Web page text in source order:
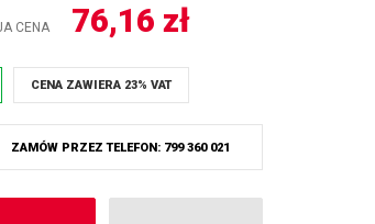
CENA 76,16 zł
CENA ZAWIERA 23% VAT
ZAMÓW PRZEZ TELEFON: 799 360 021